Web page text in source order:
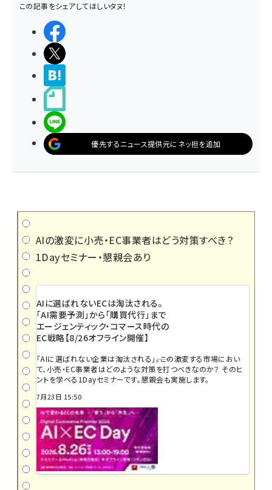
この記事をシェアしてほしいタヌ！
優先するニュース提供元にネッ担を追加
AIの激変に小売・EC事業者はどう対策すべき？
1Dayセミナー・懇親会あり
AIに選ばれないECは淘汰される。
「AI需要予測」から「購買代行」まで
エージェンティック・コマース時代の
EC戦略【8/26オフライン開催】
「AIに選ばれない企業は淘汰される」――。この激変する市場におい
て、小売・EC事業者はどのような対策を打つべきなのか？ そのヒ
ントを学べる1Dayセミナーです。懇親会も実施します。
7月23日 15:50